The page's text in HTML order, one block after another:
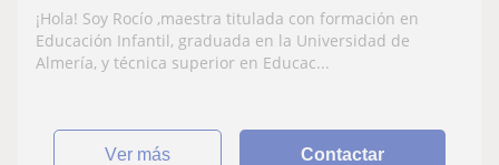
¡Hola! Soy Rocío ,maestra titulada con formación en
Educación Infantil, graduada en la Universidad de
Almería, y técnica superior en Educac...
ver más Contactar